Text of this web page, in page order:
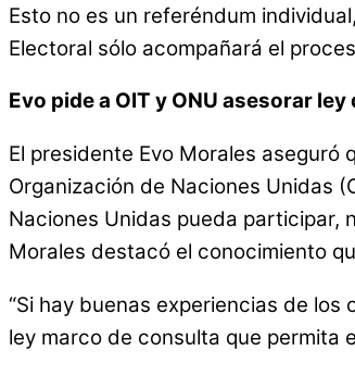
Esto no es un referéndum
Electoral sólo acompañará el
Evo pide a OIT y ONU asesorar
El presidente Evo Morales aseguró
Organización de Naciones Unidas
Naciones Unidas pueda participar,
Morales destacó el conocimiento
“Si hay buenas experiencias de
ley marco de consulta que permita